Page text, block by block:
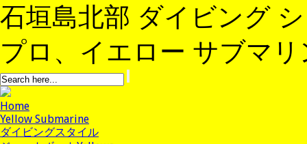
石垣島北部 ダイビング
プロ、イエロー サブマ
Home
Yellow Submarine
ダイビングスタイル